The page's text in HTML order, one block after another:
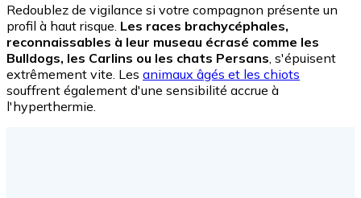
Redoublez de vigilance si votre compagnon présente un
profil à haut risque. Les races brachycéphales,
reconnaissables à leur museau écrasé comme les
Bulldogs, les Carlins ou les chats Persans , s'épuisent
extrêmement vite. Les animaux âgés et les chiots
souffrent également d'une sensibilité accrue à
l'hyperthermie.